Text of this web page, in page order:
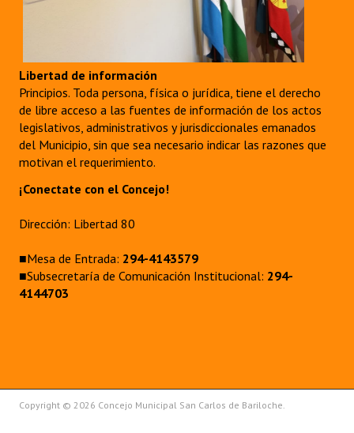
Libertad de información
Principios. Toda persona, física o jurídica, tiene el derecho
de libre acceso a las fuentes de información de los actos
legislativos, administrativos y jurisdiccionales emanados
del Municipio, sin que sea necesario indicar las razones que
motivan el requerimiento.
¡Conectate con el Concejo!
Dirección: Libertad 80
■Mesa de Entrada: 294-4143579
■Subsecretaría de Comunicación Institucional: 294-
4144703
Copyright © 2026 Concejo Municipal San Carlos de Bariloche.